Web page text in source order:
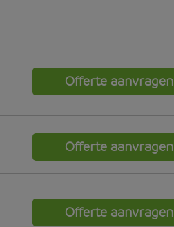
Offerte aanvragen
Offerte aanvragen
Offerte aanvragen